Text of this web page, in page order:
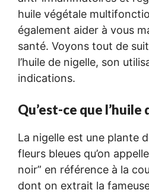
huile végétale
également aider à vous
santé. Voyons tout de
l’huile de nigelle, son
indications.
Qu’est-ce que l’huile
La nigelle est une plante
fleurs bleues qu’on
noir” en référence à la
dont on extrait la